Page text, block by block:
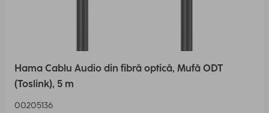
Hama Cablu Audio din fibră optică, Mufă ODT
(Toslink), 5 m
00205136